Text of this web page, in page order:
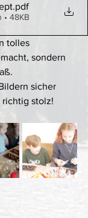
.pdf
• 48KB
tolles
sondern
sicher
richtig stolz!